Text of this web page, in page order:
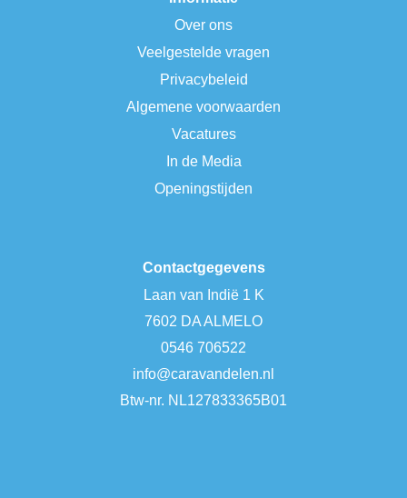
Over ons
Veelgestelde vragen
Privacybeleid
Algemene voorwaarden
Vacatures
In de Media
Openingstijden
Contactgegevens
Laan van Indië 1 K
7602 DA ALMELO
0546 706522
info@caravandelen.nl
Btw-nr. NL127833365B01